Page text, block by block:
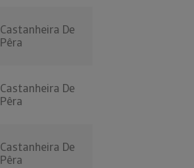
Castanheira De
Pêra
Castanheira De
Pêra
Castanheira De
Pêra